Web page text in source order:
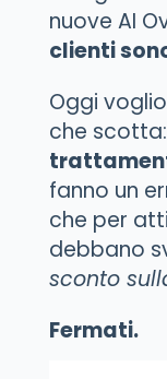
nuove AI
clienti
Oggi
che
fanno un
che per
debbano
sconto
Fermati.